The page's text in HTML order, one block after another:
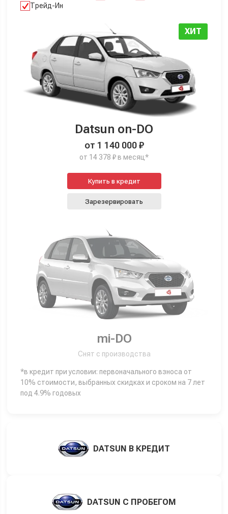
Трейд-Ин
ХИТ
Datsun on-DO
от 1 140 000 ₽
от 14 378 ₽ в месяц*
Купить в кредит
Зарезервировать
mi-DO
Снят с производства
*в кредит при условии: первоначального взноса от
10% стоимости, выбранных скидках и сроком на 7 лет
под 4.9% годовых
DATSUN В КРЕДИТ
DATSUN С ПРОБЕГОМ